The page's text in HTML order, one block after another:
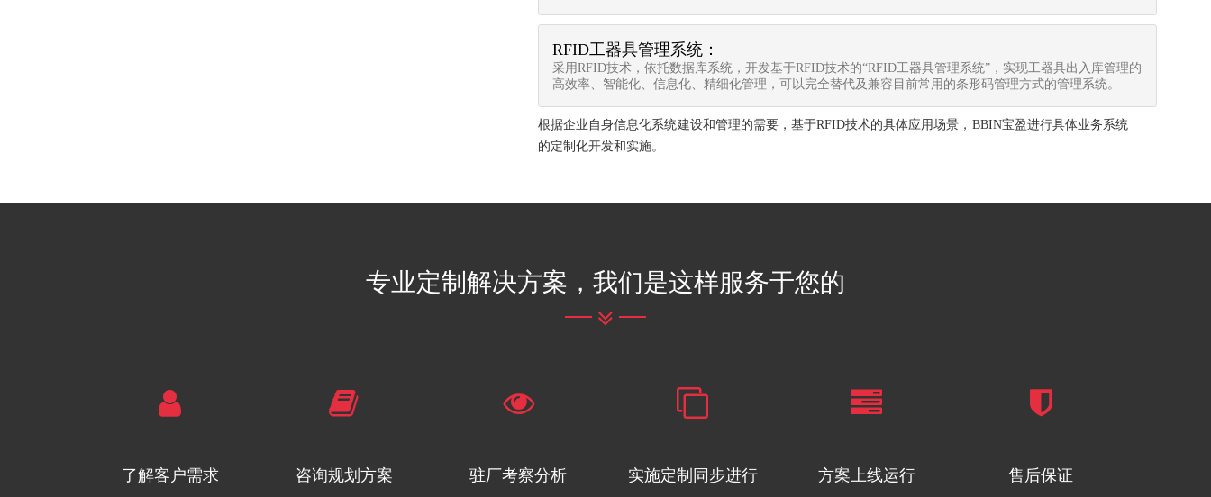
RFID工器具管理系统：
采用RFID技术，依托数据库系统，开发基于RFID技术的“RFID工器具管理系统”，实现工器具出入库管理的
高效率、智能化、信息化、精细化管理，可以完全替代及兼容目前常用的条形码管理方式的管理系统。
根据企业自身信息化系统建设和管理的需要，基于RFID技术的具体应用场景，BBIN宝盈进行具体业务系统
的定制化开发和实施。
专业定制解决方案，我们是这样服务于您的
了解客户需求 咨询规划方案 驻厂考察分析 实施定制同步进行 方案上线运行 售后保证